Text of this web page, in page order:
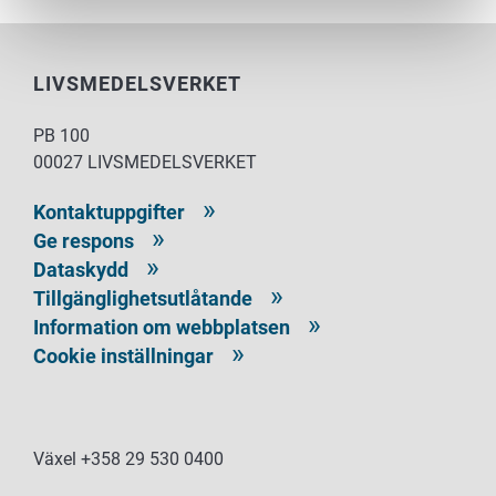
LIVSMEDELSVERKET
PB 100
00027 LIVSMEDELSVERKET
Kontaktuppgifter
Ge respons
Dataskydd
Tillgänglighetsutlåtande
Information om webbplatsen
Cookie inställningar
Växel +358 29 530 0400